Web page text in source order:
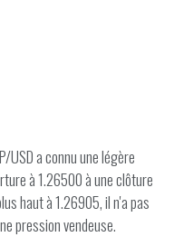
USD a connu une légère
à 1.26500 à une clôture
haut à 1.26905, il n'a pas
pression vendeuse.